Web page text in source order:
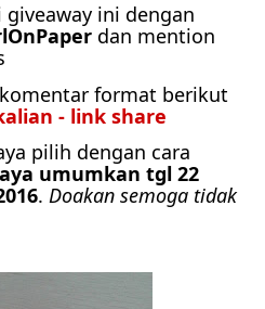
ini dengan
dan mention
format berikut
- link share
pilih dengan cara
umumkan tgl 22
.Doakan semoga tidak